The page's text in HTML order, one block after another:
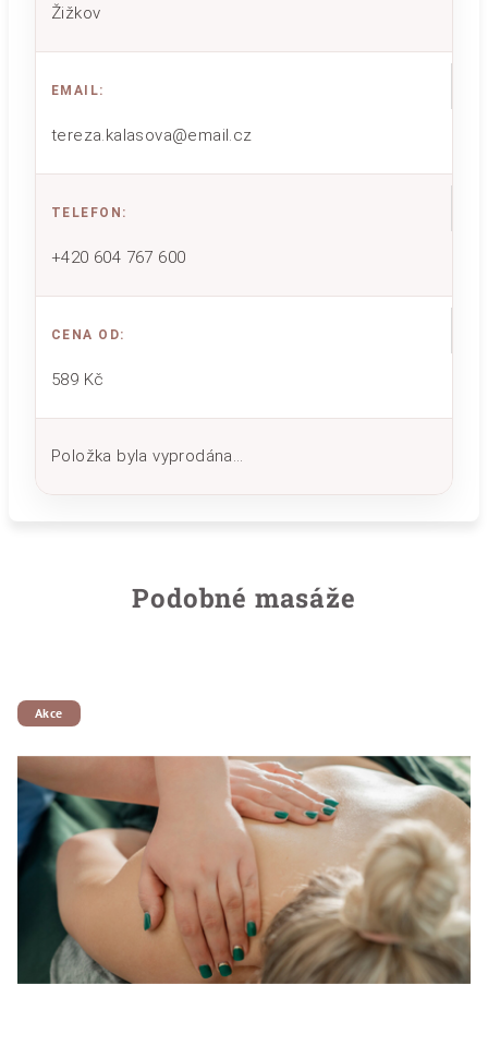
Žižkov
EMAIL:
tereza.kalasova@email.cz
TELEFON :
+420 604 767 600
CENA OD:
589 Kč
Položka byla vyprodána…
Podobné masáže
Akce